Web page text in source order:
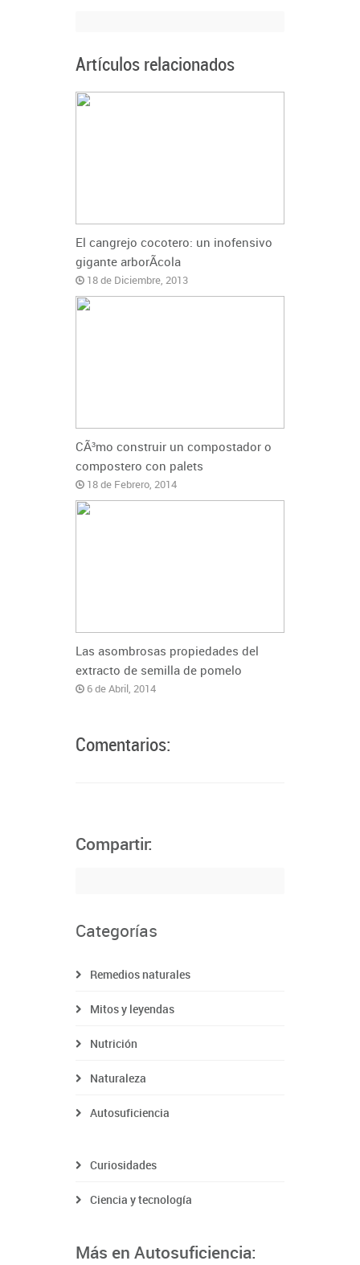
Artículos relacionados
El cangrejo cocotero: un inofensivo
gigante arborÃ­cola
18 de Diciembre, 2013
CÃ³mo construir un compostador o
compostero con palets
18 de Febrero, 2014
Las asombrosas propiedades del
extracto de semilla de pomelo
6 de Abril, 2014
Comentarios:
Compartir:
Categorías
Remedios naturales
Mitos y leyendas
Nutrición
Naturaleza
Autosuficiencia
Curiosidades
Ciencia y tecnología
Más en Autosuficiencia: